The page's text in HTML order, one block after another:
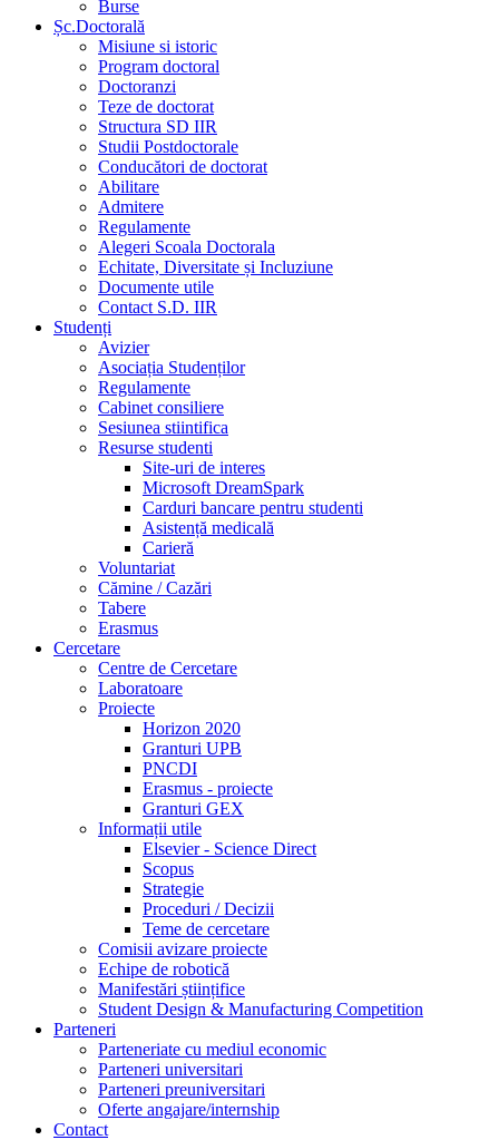
Burse
Șc.Doctorală
Misiune si istoric
Program doctoral
Doctoranzi
Teze de doctorat
Structura SD IIR
Studii Postdoctorale
Conducători de doctorat
Abilitare
Admitere
Regulamente
Alegeri Scoala Doctorala
Echitate, Diversitate și Incluziune
Documente utile
Contact S.D. IIR
Studenți
Avizier
Asociația Studenților
Regulamente
Cabinet consiliere
Sesiunea stiintifica
Resurse studenti
Site-uri de interes
Microsoft DreamSpark
Carduri bancare pentru studenti
Asistență medicală
Carieră
Voluntariat
Cămine / Cazări
Tabere
Erasmus
Cercetare
Centre de Cercetare
Laboratoare
Proiecte
Horizon 2020
Granturi UPB
PNCDI
Erasmus - proiecte
Granturi GEX
Informații utile
Elsevier - Science Direct
Scopus
Strategie
Proceduri / Decizii
Teme de cercetare
Comisii avizare proiecte
Echipe de robotică
Manifestări științifice
Student Design & Manufacturing Competition
Parteneri
Parteneriate cu mediul economic
Parteneri universitari
Parteneri preuniversitari
Oferte angajare/internship
Contact